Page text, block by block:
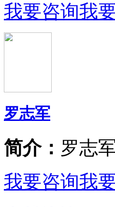
我要咨询我
罗志军
简介： 罗志
我要咨询我